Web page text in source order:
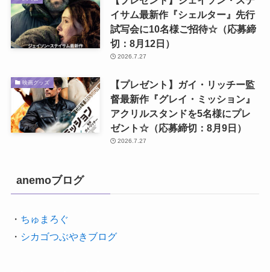
イサム最新作『シェルター』先行
試写会に10名様ご招待☆（応募締
切：8月12日）
2026.7.27
映画グッズ
【プレゼント】ガイ・リッチー監
督最新作『グレイ・ミッション』
アクリルスタンドを5名様にプレ
ゼント☆（応募締切：8月9日）
2026.7.27
anemoブログ
・ ちゅまろぐ
・ シカゴつぶやきブログ